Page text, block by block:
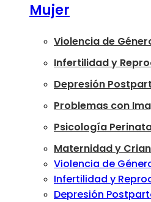
Mujer
Violencia de
Infertilidad y
Depresión
Problemas con
Psicología
Maternidad y
Violencia de
Infertilidad y
Depresión